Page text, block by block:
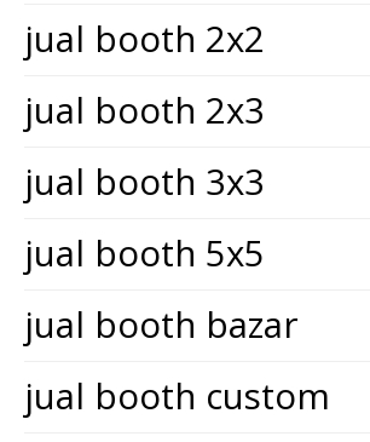
jual booth 2x2
jual booth 2x3
jual booth 3x3
jual booth 5x5
jual booth bazar
jual booth custom